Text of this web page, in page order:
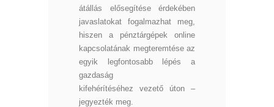
átállás elősegítése érdekében
javaslatokat fogalmazhat meg,
hiszen a pénztárgépek online
kapcsolatának megteremtése az
egyik legfontosabb lépés a
gazdaság
kifehérítéséhez vezető úton –
jegyezték meg.